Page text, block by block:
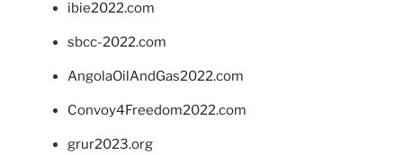
ibie2022.com
sbcc-2022.com
AngolaOilAndGas2022.com
Convoy4Freedom2022.com
grur2023.org